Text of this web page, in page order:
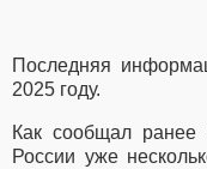
Последняя
2025 году.
Как сообщал ранее
России уже